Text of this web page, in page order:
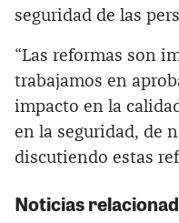
seguridad de las
“Las reformas son
trabajamos en
impacto en la
en la seguridad, de
discutiendo estas
Noticias